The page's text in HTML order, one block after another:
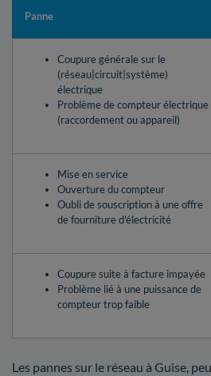
Panne
Coupure générale sur le
(réseau|circuit|système)
électrique
Problème de compteur électrique
(raccordement ou appareil)
Mise en service
Ouverture du compteur
Oubli de souscription à une offre
de fourniture d'électricité
Coupure suite à facture impayée
Problème lié à une puissance de
compteur trop faible
Les pannes sur le réseau à Guise,